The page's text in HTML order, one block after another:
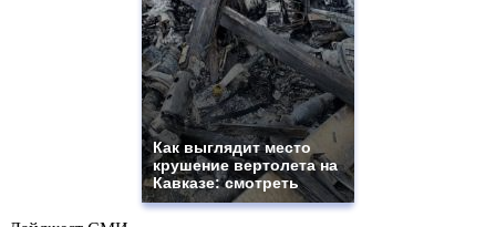
Как выглядит место
крушение вертолета на
Кавказе: смотреть